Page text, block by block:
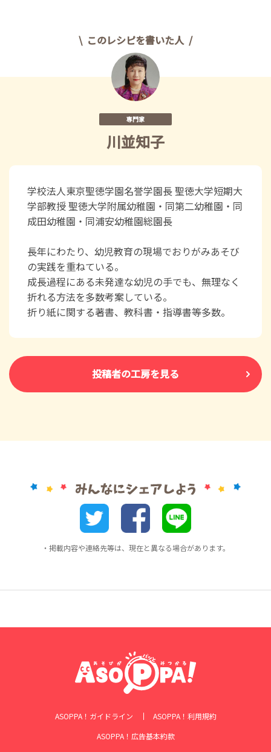
このレシピを書いた人
専門家
川並知子
学校法人東京聖徳学園名誉学園長 聖徳大学短期大
学部教授 聖徳大学附属幼稚園・同第二幼稚園・同
成田幼稚園・同浦安幼稚園総園長
長年にわたり、幼児教育の現場でおりがみあそび
の実践を重ねている。
成長過程にある未発達な幼児の手でも、無理なく
折れる方法を多数考案している。
折り紙に関する著書、教科書・指導書等多数。
投稿者の工房を見る
・掲載内容や連絡先等は、現在と異なる場合があります。
ASOPPA！ガイドライン
ASOPPA！利用規約
ASOPPA！広告基本約款